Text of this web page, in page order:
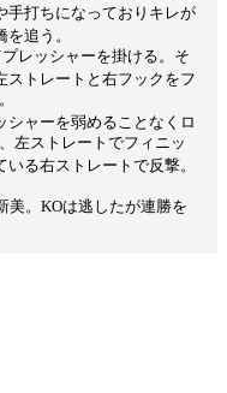
手打ちになっておりキレが
追う。
レッシャーを掛ける。そ
ストレートと右フックをフ
ャーを弱めることなくロ
左ストレートでフィニッ
る右ストレートで反撃。
美。KOは逃したが連勝を